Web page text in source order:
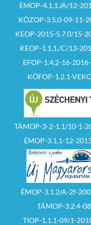
ÉMOP-4.1.1./A/12-
KÖZOP-3.5.0-09-11-
KEOP-2015-5.7.0/15-
KEOP-1.1.1./C/13-
EFOP-1.4.2-16-
KÖFOP-1.2.1-
TÁMOP-3-2-1.1/10-1-
ÉMOP-3.1.1-12-
ÉMOP-3.1.2/A-2f-
TÁMOP-3.2.4-
TIOP-1.1.1-09/1-